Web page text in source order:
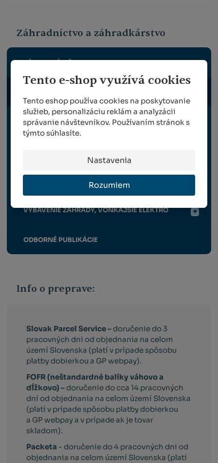
Tento e-shop využívá cookies
Tento eshop používa cookies na poskytovanie
služieb, personalizáciu reklám a analyzácii
správanie návštevníkov. Používaním stránok s
týmto súhlasíte.
Nastavenia
Rozumiem
Záhradníctvo a záhradkárstvo
ZÁHRADNÉ NÁRADIE
OPORNÉ A VYVÄZOVACIE PRVKY PRE RASTLINY
ZBER A VRÚBĽOVANIE
VYBAVENIE ZÁHRADY, VONKAJŠIE ELEKTRO
ODBORNÉ PUBLIKÁCIE
Info o preprave:
Slovak Parcel Service – doručenie do 3
pracovných dni od objednania na celom
území Slovenska (platí v prípade spôsobu
platby dobierkou a GP webpay).
FOFR (neštandardné balíky váhovo a
dĺžkovo) – doručenie do cca 14 pracovných
dní od objednania na celom území Slovenska
(platí v prípade spôsobu platby dobierkou
a GP webpay a v prípade ak je tovar
skladom).
Packeta - doručenie do 4 pracovných dni od
objednania na celom území Slovenska (platí